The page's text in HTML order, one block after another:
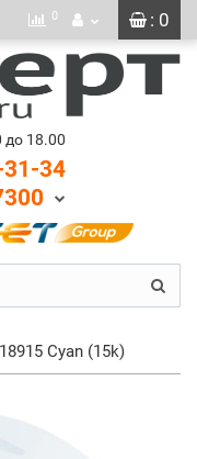
: 0
0
до 18.00
34
Cyan (15k)